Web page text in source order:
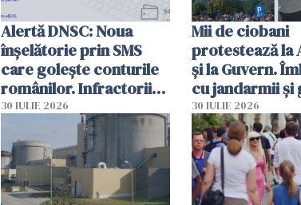
Alertă DNSC: Noua
înșelătorie prin SMS
care golește conturile
românilor. Infractorii
folosesc numele
Ghișeul.ro și al Poliției
Române
30 IULIE 2026
Mii de ciobani
protestează la
și la Guvern.
cu jandarmii și
lacrimogene
30 IULIE 2026